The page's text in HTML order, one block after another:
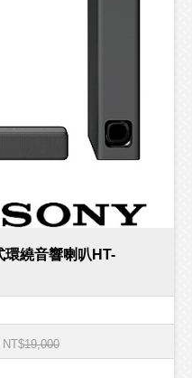
繞音響喇叭HT-
NT$19,000